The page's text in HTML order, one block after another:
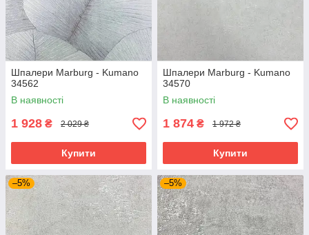
Шпалери Marburg - Kumano
34562
В наявності
1 928 ₴ 2 029 ₴
Купити
Шпалери Marburg - Kumano
34570
В наявності
1 874 ₴ 1 972 ₴
Купити
–5% –5%